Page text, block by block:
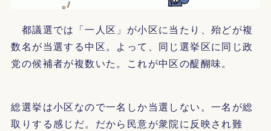
都議選では「一人区」が小区に当たり、殆どが複
数名が当選する中区。よって、同じ選挙区に同じ政
党の候補者が複数いた。これが中区の醍醐味。
総選挙は小区なので一名しか当選しない。一名が総
取りする感じだ。だから民意が衆院に反映され難